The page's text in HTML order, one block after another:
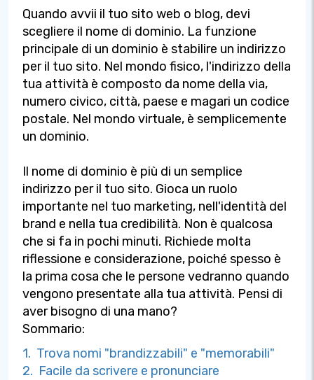
Quando avvii il tuo sito web o blog, devi
scegliere il nome di dominio. La funzione
principale di un dominio è stabilire un indirizzo
per il tuo sito. Nel mondo fisico, l'indirizzo della
tua attività è composto da nome della via,
numero civico, città, paese e magari un codice
postale. Nel mondo virtuale, è semplicemente
un dominio.
Il nome di dominio è più di un semplice
indirizzo per il tuo sito. Gioca un ruolo
importante nel tuo marketing, nell'identità del
brand e nella tua credibilità. Non è qualcosa
che si fa in pochi minuti. Richiede molta
riflessione e considerazione, poiché spesso è
la prima cosa che le persone vedranno quando
vengono presentate alla tua attività. Pensi di
aver bisogno di una mano?
Sommario:
1. Trova nomi "brandizzabili" e "memorabili"
2. Facile da scrivere e pronunciare